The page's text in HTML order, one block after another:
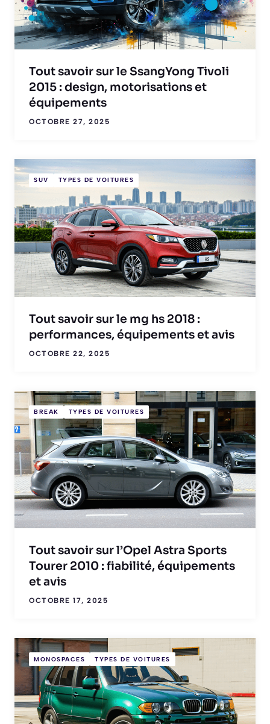
Tout savoir sur le SsangYong Tivoli
2015 : design, motorisations et
équipements
OCTOBRE 27, 2025
SUV TYPES DE VOITURES
Tout savoir sur le mg hs 2018 :
performances, équipements et avis
OCTOBRE 22, 2025
BREAK TYPES DE VOITURES
Tout savoir sur l’Opel Astra Sports
Tourer 2010 : fiabilité, équipements
et avis
OCTOBRE 17, 2025
MONOSPACES TYPES DE VOITURES